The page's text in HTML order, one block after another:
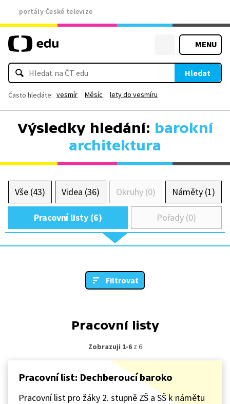
portály České televize
MENU
Hledat
Často hledáte: vesmír Měsíc lety do vesmíru
Výsledky hledání: barokní
architektura
Vše (43) Videa (36) Okruhy (0) Náměty (1)
Pracovní listy (6) Pořady (0)
Filtrovat
Pracovní listy
Zobrazuji 1-6z 6
Pracovní list: Dechberoucí baroko
Pracovní list pro žáky 2. stupně ZŠ a SŠ k námětu